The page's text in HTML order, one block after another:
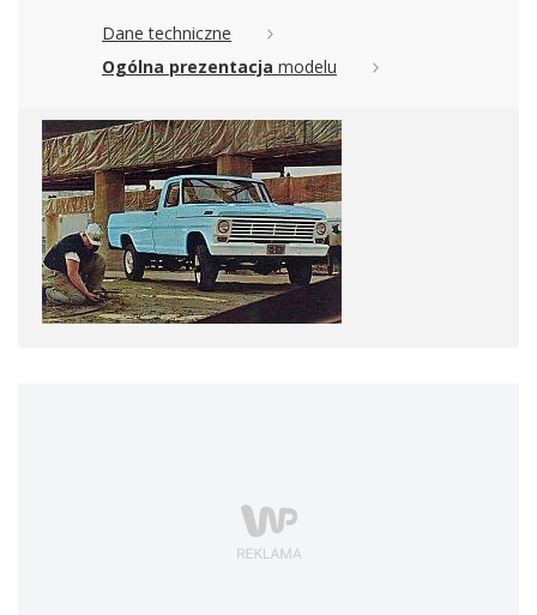
Dane techniczne
Ogólna prezentacja modelu